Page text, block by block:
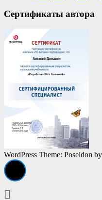
Сертификаты автора
WordPress Theme: Poseidon